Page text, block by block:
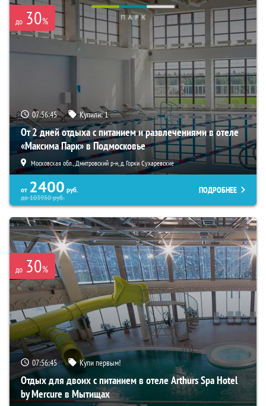
до 30%
07:56:44 Купили:1
От 2 дней отдыха с питанием и развлечениями в отеле
«Максима Парк» в Подмосковье
Московская обл., Дмитровский р-н, д. Горки Сухаревские
от 2400 руб.
до103950руб.
ПОДРОБНЕЕ
до 30%
07:56:44 Купи первым!
Отдых для двоих с питанием в отеле Arthurs Spa Hotel
by Mercure в Мытищах